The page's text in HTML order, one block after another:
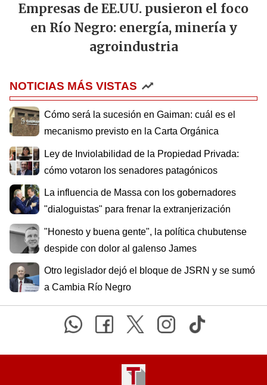
Empresas de EE.UU. pusieron el foco
en Río Negro: energía, minería y
agroindustria
NOTICIAS MÁS VISTAS
Cómo será la sucesión en Gaiman: cuál es el
mecanismo previsto en la Carta Orgánica
Ley de Inviolabilidad de la Propiedad Privada:
cómo votaron los senadores patagónicos
La influencia de Massa con los gobernadores
"dialoguistas" para frenar la extranjerización
"Honesto y buena gente", la política chubutense
despide con dolor al galenso James
Otro legislador dejó el bloque de JSRN y se sumó
a Cambia Río Negro